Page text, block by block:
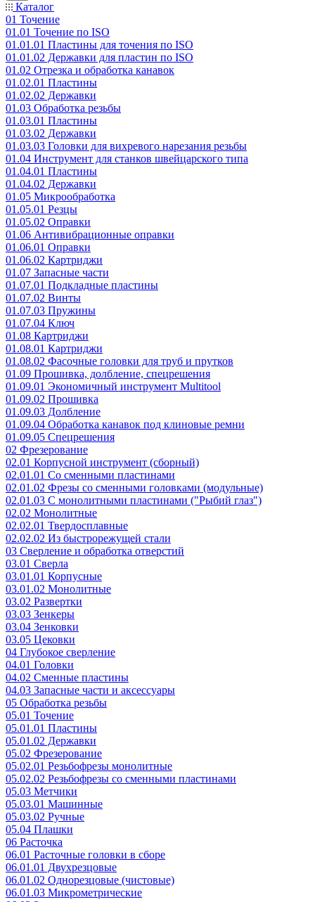
Каталог
01 Точение
01.01 Точение по ISO
01.01.01 Пластины для точения по ISO
01.01.02 Державки для пластин по ISO
01.02 Отрезка и обработка канавок
01.02.01 Пластины
01.02.02 Державки
01.03 Обработка резьбы
01.03.01 Пластины
01.03.02 Державки
01.03.03 Головки для вихревого нарезания резьбы
01.04 Инструмент для станков швейцарского типа
01.04.01 Пластины
01.04.02 Державки
01.05 Микрообработка
01.05.01 Резцы
01.05.02 Оправки
01.06 Антивибрационные оправки
01.06.01 Оправки
01.06.02 Картриджи
01.07 Запасные части
01.07.01 Подкладные пластины
01.07.02 Винты
01.07.03 Пружины
01.07.04 Ключ
01.08 Картриджи
01.08.01 Картриджи
01.08.02 Фасочные головки для труб и прутков
01.09 Прошивка, долбление, спецрешения
01.09.01 Экономичный инструмент Multitool
01.09.02 Прошивка
01.09.03 Долбление
01.09.04 Обработка канавок под клиновые ремни
01.09.05 Спецрешения
02 Фрезерование
02.01 Корпусной инструмент (сборный)
02.01.01 Со сменными пластинами
02.01.02 Фрезы со сменными головками (модульные)
02.01.03 С монолитными пластинами ("Рыбий глаз")
02.02 Монолитные
02.02.01 Твердосплавные
02.02.02 Из быстрорежущей стали
03 Сверление и обработка отверстий
03.01 Сверла
03.01.01 Корпусные
03.01.02 Монолитные
03.02 Развертки
03.03 Зенкеры
03.04 Зенковки
03.05 Цековки
04 Глубокое сверление
04.01 Головки
04.02 Сменные пластины
04.03 Запасные части и аксессуары
05 Обработка резьбы
05.01 Точение
05.01.01 Пластины
05.01.02 Державки
05.02 Фрезерование
05.02.01 Резьбофрезы монолитные
05.02.02 Резьбофрезы со сменными пластинами
05.03 Метчики
05.03.01 Машинные
05.03.02 Ручные
05.04 Плашки
06 Расточка
06.01 Расточные головки в сборе
06.01.01 Двухрезцовые
06.01.02 Однорезцовые (чистовые)
06.01.03 Микрометрические